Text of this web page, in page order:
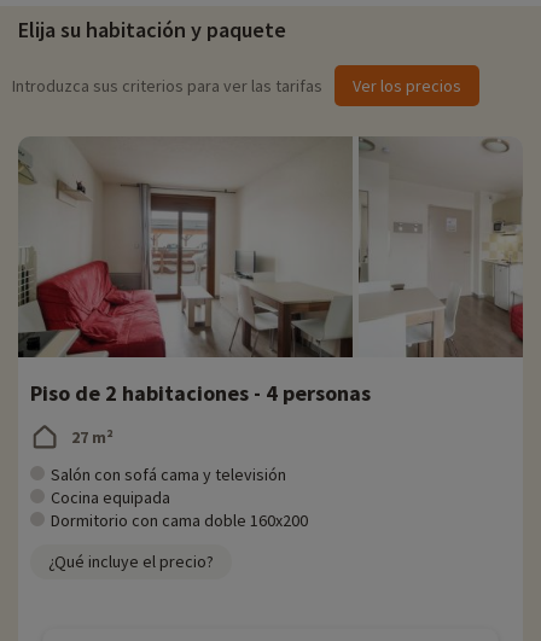
comodidades: nevera, microondas, terraza o balcón.
La residencia dispone de consigna y guardaesquís para su
comodidad durante las vacaciones. En recepción podrá tomar
Actividades familiares in situ
Para obtener información precisa sobre las actividades disponibles in
situ (fecha de apertura, edad del club, contenido de los paquetes
para bebés, etc.),haga clic aquí.
Como en muchas residencias de montaña, las actividades se
concentran en el complejo, pero tendrá acceso a la piscina
climatizada y a la zona de relajación de la residencia. El hammam y el
jacuzzi de la residencia le ayudarán a relajarse después de un día en
las pistas. ¿Qué tal una noche de juegos en familia? No olvide pedir
juegos en recepción.
Descubra la región y las actividades familiares
El Domaine des Angles es un destino polivalente que ofrece una gran
en verano. Les Angles dispone de pistas para todos los niveles de
Elija su habitación y paquete
Introduzca sus criterios para ver las tarifas Ver los precios
Piso de 2 habitaciones - 4 personas
27 m²
Salón con sofá cama y televisión
Cocina equipada
Dormitorio con cama doble 160x200
¿Qué incluye el precio?